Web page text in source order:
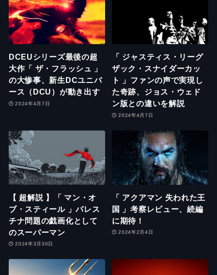
DCEUシリーズ最後の超
大作「 ザ・フラッシュ 」
の大惨事、新生DCユニバ
ース（DCU）が動き出す
2024年4月7日
「 ジャスティス・リーグ
ザック・スナイダーカッ
ト 」ファンの声で実現し
た奇跡、ジョス・ウェド
ン版との違いを解説
2024年4月7日
【 超解説 】「 マン・オ
ブ・スティール 」パレス
チナ問題の戯画化として
のスーパーマン
2024年3月30日
「 アクアマン 失われた王
国 」考察レビュー、続編
に期待！
2024年2月4日